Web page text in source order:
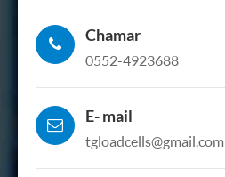
Chamar
0552-4923688
E- mail
tgloadcells@gmail.com